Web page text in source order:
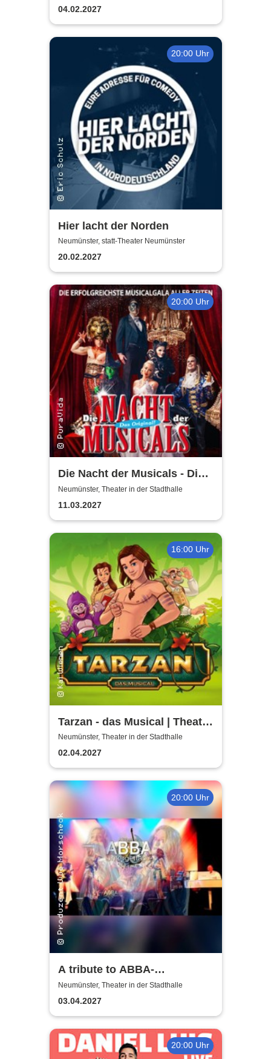
den Schatten stellt - On Fire
04.02.2027
20:00 Uhr
Hier lacht der Norden
Neumünster, statt-Theater Neumünster
20.02.2027
20:00 Uhr
Die Nacht der Musicals - Die
erfolgreichste Musicalgala
aller Zeiten
Neumünster, Theater in der Stadthalle
11.03.2027
16:00 Uhr
Tarzan - das Musical | Theater
Liberi
Neumünster, Theater in der Stadthalle
02.04.2027
20:00 Uhr
A tribute to ABBA-
unforgettable Konzert
Neumünster, Theater in der Stadthalle
03.04.2027
20:00 Uhr